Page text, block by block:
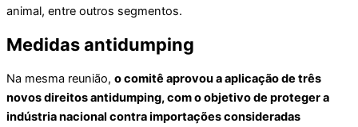
animal, entre outros segmentos.
Medidas antidumping
Na mesma reunião, o comitê aprovou a aplicação de três
novos direitos antidumping, com o objetivo de proteger a
indústria nacional contra importações consideradas